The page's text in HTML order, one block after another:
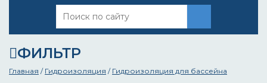
ФИЛЬТР
Главная / Гидроизоляция / Гидроизоляция для бассейна